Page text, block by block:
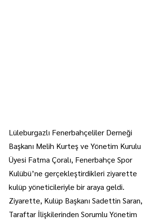
Lüleburgazlı Fenerbahçeliler Derneği
Başkanı Melih Kurteş ve Yönetim Kurulu
Üyesi Fatma Çoralı, Fenerbahçe Spor
Kulübü’ne gerçekleştirdikleri ziyarette
kulüp yöneticileriyle bir araya geldi.
Ziyarette, Kulüp Başkanı Sadettin Saran,
Taraftar İlişkilerinden Sorumlu Yönetim